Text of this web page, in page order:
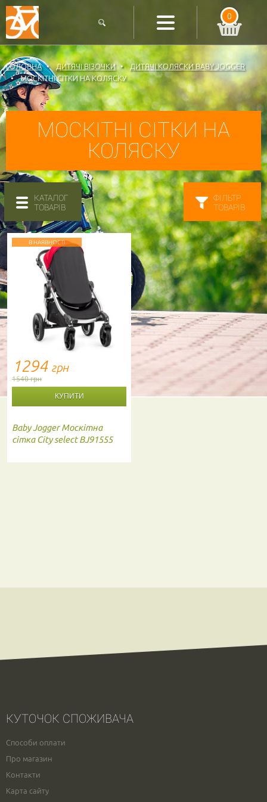
0
ГОЛОВНА ДИТЯЧІ ВІЗОЧКИ
ДИТЯЧІ КОЛЯСКИ BABY JOGGER
МОСКІТНІ СІТКИ НА КОЛЯСКУ
МОСКІТНІ СІТКИ НА
КОЛЯСКУ
КАТАЛОГ
ТОВАРІВ
ФІЛЬТР
ТОВАРІВ
В НАЯВНОСТІ
1294 грн
1540 грн
Baby Jogger Москітна
сітка City select BJ91555
КУТОЧОК СПОЖИВАЧА
Способи оплати
Про магазин
Контакти
Карта сайту